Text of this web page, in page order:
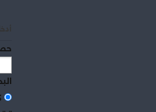
كان حجم التظاهرات والاحتجاجات في
“تمرُّد” والمعارضة الديمقراطية المؤتلفة
لكن الذي